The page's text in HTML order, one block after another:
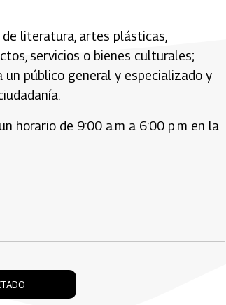
literatura, artes plásticas,
servicios o bienes culturales;
público general y especializado y
horario de 9:00 a.m a 6:00 p.m en la